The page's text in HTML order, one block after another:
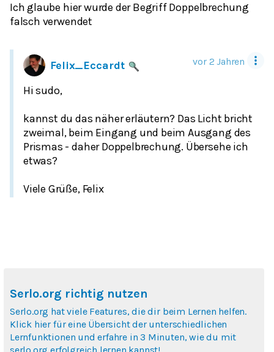
Ich glaube hier wurde der Begriff Doppelbrechung
falsch verwendet
Felix_Eccardt vor 2 Jahren
Hi sudo,
kannst du das näher erläutern? Das Licht bricht
zweimal, beim Eingang und beim Ausgang des
Prismas - daher Doppelbrechung. Übersehe ich
etwas?
Viele Grüße, Felix
Serlo.org richtig nutzen
Serlo.org hat viele Features, die dir beim Lernen helfen.
Klick hier für eine Übersicht der unterschiedlichen
Lernfunktionen und erfahre in 3 Minuten, wie du mit